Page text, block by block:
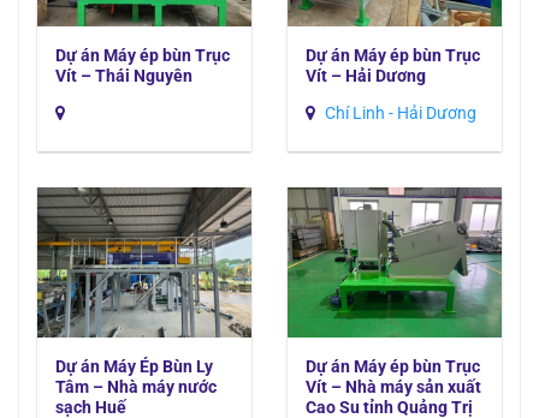
Dự án Máy ép bùn Trục
Vít – Thái Nguyên
Dự án Máy ép bùn Trục
Vít – Hải Dương
Chí Linh - Hải Dương
Dự án Máy Ép Bùn Ly
Tâm – Nhà máy nước
sạch Huế
Dự án Máy ép bùn Trục
Vít – Nhà máy sản xuất
Cao Su tỉnh Quảng Trị